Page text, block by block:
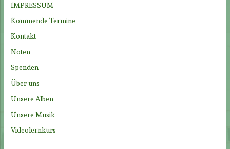
h
:
IMPRESSUM
Kommende Termine
Kontakt
Noten
Spenden
Über uns
Unsere Alben
Unsere Musik
Videolernkurs